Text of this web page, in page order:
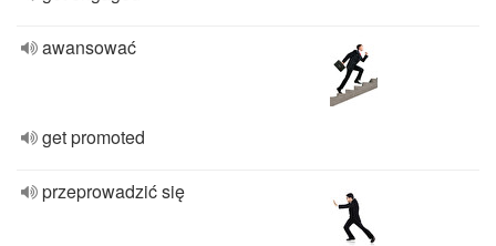
awansować
get promoted
przeprowadzić się